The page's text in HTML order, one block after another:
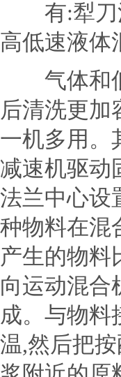
有:犁刀混
高低速液体
气体和低
后清洗更加
一机多用。
减速机驱动
法兰中心设
种物料在混
产生的物
向运动混合
成。与物
温,然后把